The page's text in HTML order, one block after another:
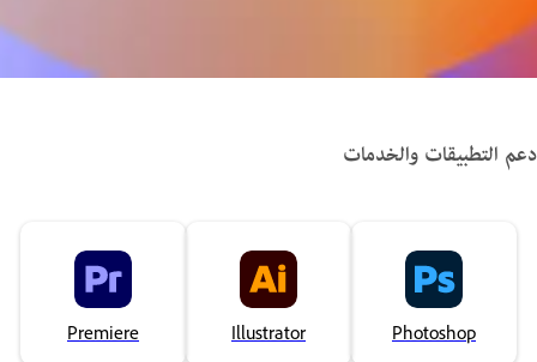
التطبيقات والخدمات
Photoshop
Illustrator
Premiere